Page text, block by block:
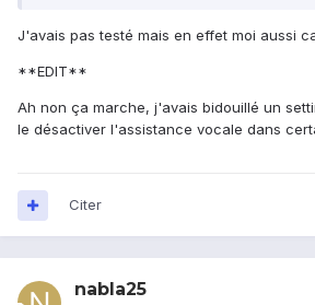
J'avais pas testé mais en effet moi aussi
**EDIT**
Ah non ça marche, j'avais bidouillé un
le désactiver l'assistance vocale dans
Citer
nabla25